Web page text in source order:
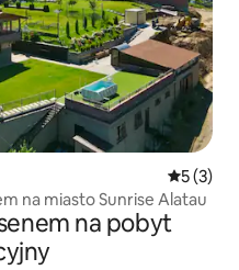
Średnia
5 (3)
na miasto Sunrise Alatau
na pobyt